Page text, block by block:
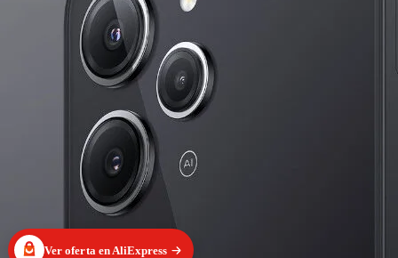
Ver oferta en AliExpress